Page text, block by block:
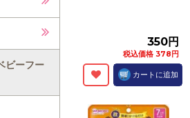
ビーフー
350円
税込価格 378円
カートに追加